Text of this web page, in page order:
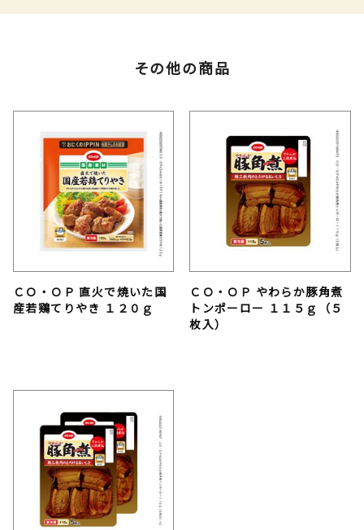
その他の商品
ＣＯ・ＯＰ 直火で焼いた国
産若鶏てりやき １２０ｇ
ＣＯ・ＯＰ やわらか豚角煮
トンポーロー １１５ｇ（５
枚入）